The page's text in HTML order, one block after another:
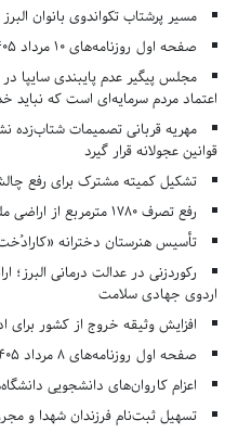
مسیر پرشتاب تکواندوی بانوان
صفحه اول روزنامه‌های 10 مرداد 1405
مجلس پیگیر عدم پایبندی سایپا
اعتماد مردم سرمایه‌ای است که نباید
مهریه قربانی تصمیمات شتاب‌زده
قوانین عجولانه قرار گیرد
تشکیل کمیته مشترک برای رفع
رفع تصرف ۱۷۸۰ مترمربع از اراضی ملی روستای سرودار کرج
تأسیس هنرستان دخترانه
اردوی جهادی سلامت
افزایش وثیقه خروج از کشور برای ادامه تحصیل
صفحه اول روزنامه‌های 8 مرداد 1405
اعزام کاروان‌های دانشجویی
تسهیل ثبت‌نام فرزندان شهدا و